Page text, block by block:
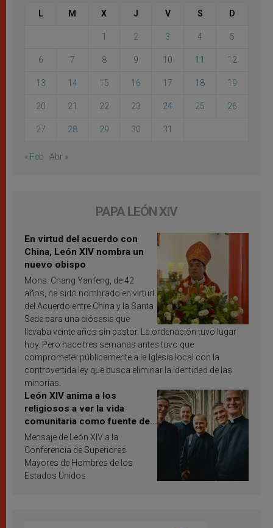
L M X J V S D
1 2 3 4 5
6 7 8 9 10 11 12
13 14 15 16 17 18 19
20 21 22 23 24 25 26
27 28 29 30 31
« Feb Abr »
PAPA LEÓN XIV
En virtud del acuerdo con
China, León XIV nombra un
nuevo obispo
Mons. Chang Yanfeng, de 42
años, ha sido nombrado en virtud
del Acuerdo entre China y la Santa
Sede para una diócesis que
llevaba veinte años sin pastor. La ordenación tuvo lugar
hoy. Pero hace tres semanas antes tuvo que
comprometer públicamente a la Iglesia local con la
controvertida ley que busca eliminar la identidad de las
minorías.
León XIV anima a los
religiosos a ver la vida
comunitaria como fuente de
inspiración y santificación
Mensaje de León XIV a la
Conferencia de Superiores
Mayores de Hombres de los
Estados Unidos